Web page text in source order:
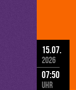
15.07.
2026
07:50
Uhr